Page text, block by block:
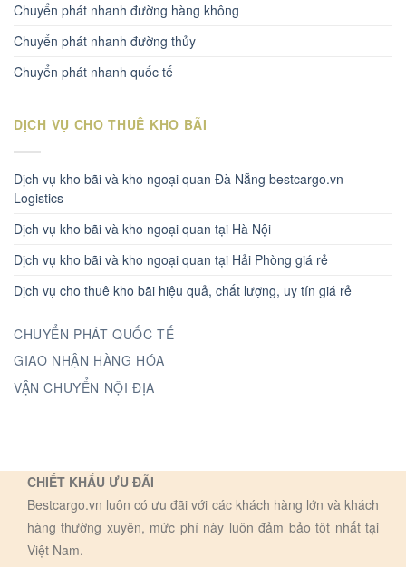
Chuyển phát nhanh đường hàng không
Chuyển phát nhanh đường thủy
Chuyển phát nhanh quốc tế
DỊCH VỤ CHO THUÊ KHO BÃI
Dịch vụ kho bãi và kho ngoại quan Đà Nẵng bestcargo.vn
Logistics
Dịch vụ kho bãi và kho ngoại quan tại Hà Nội
Dịch vụ kho bãi và kho ngoại quan tại Hải Phòng giá rẻ
Dịch vụ cho thuê kho bãi hiệu quả, chất lượng, uy tín giá rẻ
CHUYỂN PHÁT QUỐC TẾ
GIAO NHẬN HÀNG HÓA
VẬN CHUYỂN NỘI ĐỊA
CHIẾT KHẤU ƯU ĐÃI
Bestcargo.vn luôn có ưu đãi với các khách hàng lớn và khách
hàng thường xuyên, mức phí này luôn đảm bảo tôt nhất tại
Việt Nam.